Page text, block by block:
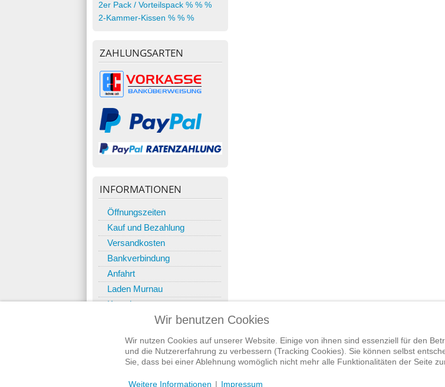
2er Pack / Vorteilspack % % %
2-Kammer-Kissen % % %
ZAHLUNGSARTEN
INFORMATIONEN
Öffnungszeiten
Kauf und Bezahlung
Versandkosten
Bankverbindung
Anfahrt
Laden Murnau
Kontakt
Widerrufsrecht |
© 2018 Der-Gute-Nacht-Laden - Inh. Andreas Gretschmann | Designed by JamOnMedia GmbH
Wir benutzen Cookies
Wir nutzen Cookies auf unserer Website. Einige von ihnen sind essenziell für den
und die Nutzererfahrung zu verbessern (Tracking Cookies). Sie können selbst
Sie, dass bei einer Ablehnung womöglich nicht mehr alle Funktionalitäten der Seite
Weitere Informationen | Impressum